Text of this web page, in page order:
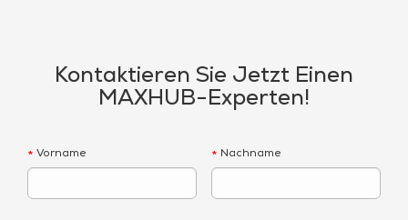
Kontaktieren Sie Jetzt Einen
MAXHUB-Experten!
* Vorname * Nachname